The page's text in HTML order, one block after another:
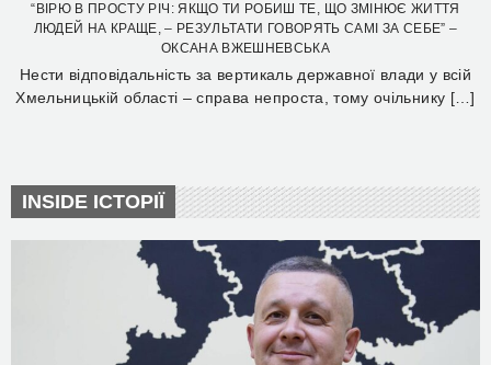
“ВІРЮ В ПРОСТУ РІЧ: ЯКЩО ТИ РОБИШ ТЕ, ЩО ЗМІНЮЄ ЖИТТЯ
ЛЮДЕЙ НА КРАЩЕ, – РЕЗУЛЬТАТИ ГОВОРЯТЬ САМІ ЗА СЕБЕ” –
ОКСАНА ВЖЕШНЕВСЬКА
Нести відповідальність за вертикаль державної влади у всій
Хмельницькій області – справа непроста, тому очільнику […]
INSIDE ІСТОРІЇ